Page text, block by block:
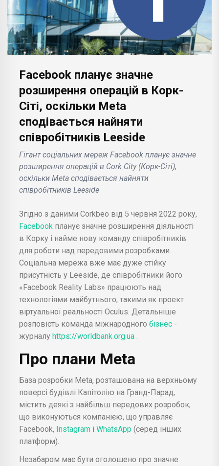
Facebook планує значне
розширення операцій в Корк-
Сіті, оскільки Meta
сподівається найняти
співробітників Leeside
Гігант соціальних мереж Facebook планує значне
розширення операцій в Cork City (Корк-Сіті),
оскільки Meta сподівається найняти
співробітників Leeside
Згідно з даними Corkbeo від 5 червня 2022 року,
Facebook планує значне розширення діяльності
в Корку і найме нову команду співробітників
для роботи над передовими розробками.
Соціальна мережа вже має дуже стійку
присутність у Leeside, де співробітники його
«Facebook Reality Labs» працюють над
технологіями майбутнього, такими як проект
віртуальної реальності Oculus. Детальніше
розповість команда міжнародного бізнес -
журналу https://worldbank.org.ua
Про плани Meta
База розробки Meta, розташована на верхньому
поверсі будівлі Капітолію на Гранд-Парад,
містить деякі з найбільш передових розробок,
що виконуються компанією, що управляє
Facebook, Instagram і WhatsApp (серед інших
платформ).
Незабаром має бути оголошено про значне